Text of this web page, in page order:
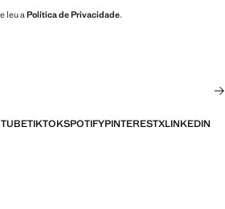
leu a Política de Privacidade.
TIKTOKSPOTIFYPINTERESTXLINKEDIN